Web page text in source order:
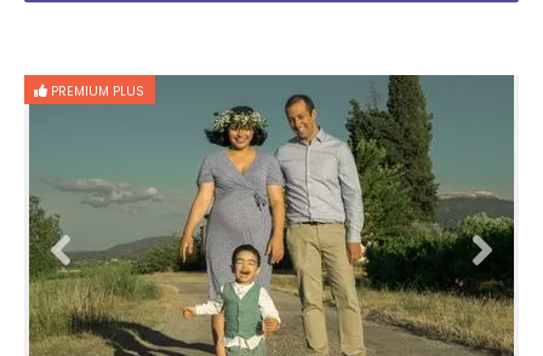
PREMIUM PLUS